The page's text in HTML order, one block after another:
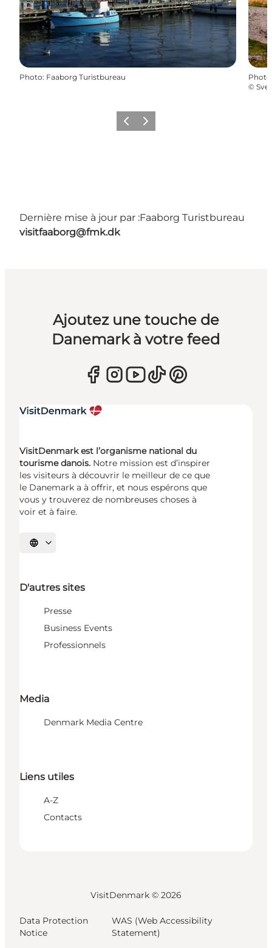
Photo: Faaborg Turistbureau Photo
©
PrécédentSuivant
Dernière mise à jour par :Faaborg Turistbureau
visitfaaborg@fmk.dk
Ajoutez une touche de
Danemark à votre feed
VisitDenmark est l’organisme national du
tourisme danois. Notre mission est d’inspirer
les visiteurs à découvrir le meilleur de ce que
le Danemark a à offrir, et nous espérons que
vous y trouverez de nombreuses choses à
voir et à faire.
Choisissez la langue
D'autres sites
Presse
Business Events
Professionnels
Media
Denmark Media Centre
Liens utiles
A-Z
Contacts
VisitDenmark © 2026
Data Protection
Notice
WAS (Web Accessibility
Statement)